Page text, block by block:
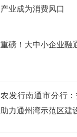
产业成为消费风口
重磅！大中小企业融
农发行南通市分行
助力通州湾示范区建